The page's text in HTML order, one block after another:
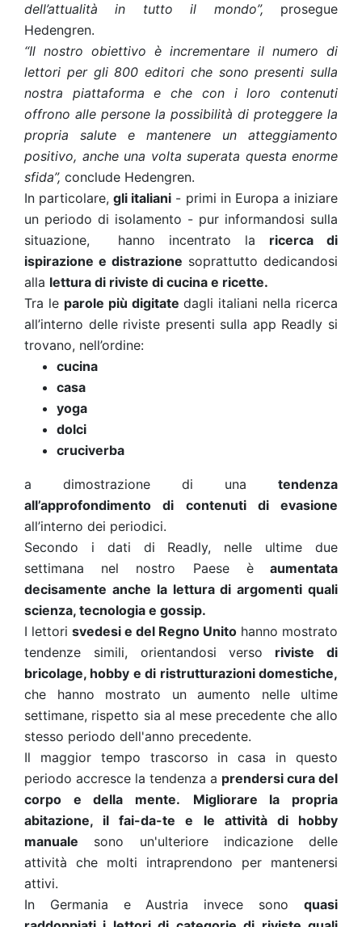
dell’attualità in tutto il mondo”, prosegue
Hedengren.
“Il nostro obiettivo è incrementare il numero di
lettori per gli 800 editori che sono presenti sulla
nostra piattaforma e che con i loro contenuti
offrono alle persone la possibilità di proteggere la
propria salute e mantenere un atteggiamento
positivo, anche una volta superata questa enorme
sfida”, conclude Hedengren.
In particolare,gli italiani - primi in Europa a iniziare
un periodo di isolamento - pur informandosi sulla
situazione, hanno incentrato la ricerca di
ispirazione e distrazione soprattutto dedicandosi
alla lettura di riviste di cucina e ricette.
Tra le parole più digitate dagli italiani nella ricerca
all’interno delle riviste presenti sulla app Readly si
trovano, nell’ordine:
cucina
casa
yoga
dolci
cruciverba
a dimostrazione di una tendenza
all’approfondimento di contenuti di evasione
all’interno dei periodici.
Secondo i dati di Readly, nelle ultime due
settimana nel nostro Paese èaumentata
decisamente anche la lettura di argomenti quali
scienza, tecnologia e gossip.
I lettori svedesi e del Regno Unito hanno mostrato
tendenze simili, orientandosi verso riviste di
bricolage, hobby e di ristrutturazioni domestiche,
che hanno mostrato un aumento nelle ultime
settimane, rispetto sia al mese precedente che allo
stesso periodo dell'anno precedente.
Il maggior tempo trascorso in casa in questo
periodo accresce la tendenza a prendersi cura del
corpo e della mente.
Migliorare la propria
abitazione, il fai-da-te e le attività di hobby
manuale sono un'ulteriore indicazione delle
attività che molti intraprendono per mantenersi
attivi.
In Germania e Austria invece sono quasi